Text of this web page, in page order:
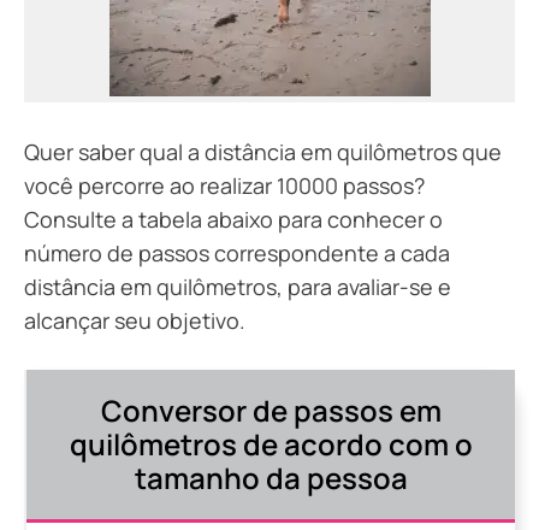
Quer saber qual a distância em quilômetros que
você percorre ao realizar 10000 passos?
Consulte a tabela abaixo para conhecer o
número de passos correspondente a cada
distância em quilômetros, para avaliar-se e
alcançar seu objetivo.
Conversor de passos em
quilômetros de acordo com o
tamanho da pessoa